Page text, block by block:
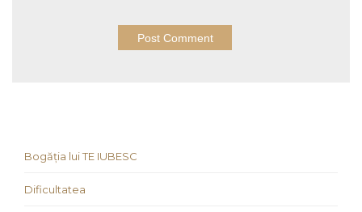
Bogăția lui TE IUBESC
Dificultatea